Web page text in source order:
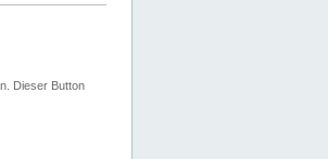
Dieser Button